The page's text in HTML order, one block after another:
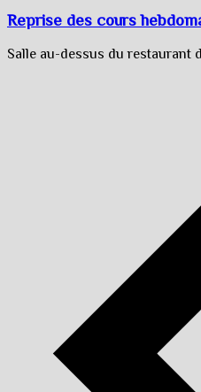
Reprise des cours
Salle au-dessus du restaurant